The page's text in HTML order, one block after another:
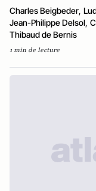
Charles Beigbeder,
Jean-Philippe Delsol,
Thibaud de Bernis
1 min de lecture